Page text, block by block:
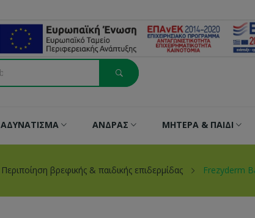
ΑΔΥΝΑΤΙΣΜΑ ΑΝΔΡΑΣ ΜΗΤΕΡΑ & ΠΑΙΔΙ
Περιποίηση βρεφικής & παιδικής επιδερμίδας Frezyderm